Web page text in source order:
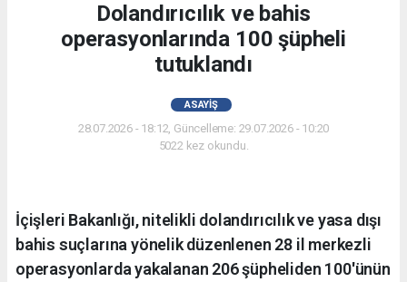
Dolandırıcılık ve bahis
operasyonlarında 100 şüpheli
tutuklandı
ASAYIŞ
28.07.2026 - 18:12, Güncelleme: 29.07.2026 - 10:20
5022 kez okundu.
İçişleri Bakanlığı, nitelikli dolandırıcılık ve yasa dışı
bahis suçlarına yönelik düzenlenen 28 il merkezli
operasyonlarda yakalanan 206 şüpheliden 100'ünün